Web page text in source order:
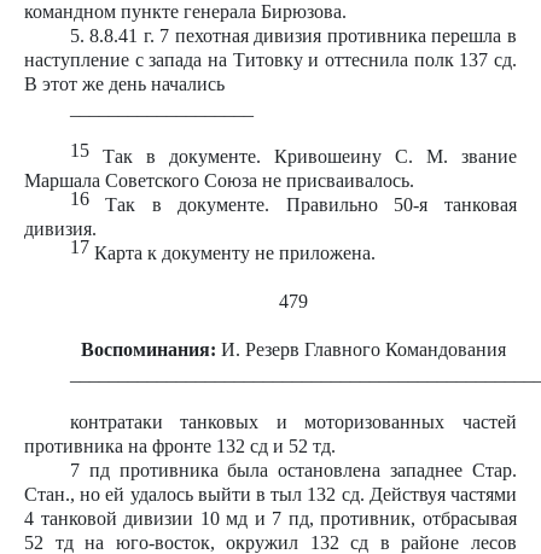
командном пункте генерала Бирюзова.
5. 8.8.41 г. 7 пехотная дивизия противника перешла в
наступление с запада на Титовку и оттеснила полк 137 сд.
В этот же день начались
15Так в документе. Кривошеину С. М. звание
Маршала Советского Союза не присваивалось.
16Так в документе. Правильно 50-я танковая
дивизия.
17 Карта к документу не приложена.
479
Воспоминания: И. Резерв Главного Командования
контратаки танковых и моторизованных частей
противника на фронте 132 сд и 52 тд.
7 пд противника была остановлена западнее Стар.
Стан., но ей удалось выйти в тыл 132 сд. Действуя частями
4 танковой дивизии 10 мд и 7 пд, противник, отбрасывая
52 тд на юго-восток, окружил 132 сд в районе лесов